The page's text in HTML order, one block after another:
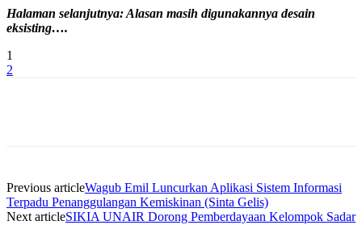
Halaman selanjutnya:Alasan masih digunakannya desain
eksisting….
1
2
Previous articleWagub Emil Luncurkan Aplikasi Sistem Informasi
Terpadu Penanggulangan Kemiskinan (Sinta Gelis)
Next articleSIKIA UNAIR Dorong Pemberdayaan Kelompok Sadar